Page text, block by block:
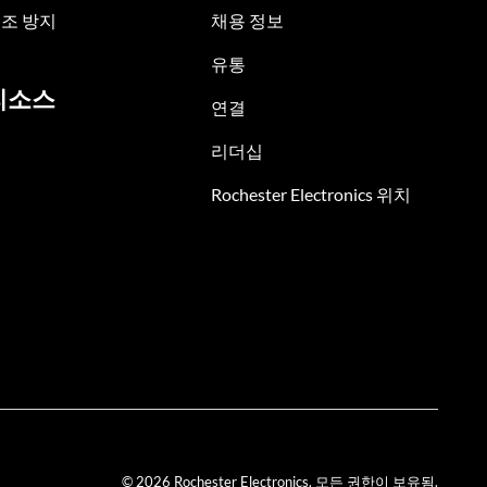
방지
소스
채용 정보
유통
연결
리더십
Rochester Electronics 위치
© 2026 Rochester Electronics. 모든 권한이 보유됨.